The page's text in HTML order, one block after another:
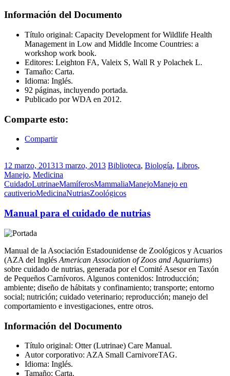
Información del Documento
Título original: Capacity Development for Wildlife Health
Management in Low and Middle Income Countries: a
workshop work book.
Editores: Leighton FA, Valeix S, Wall R y Polachek L.
Tamaño: Carta.
Idioma: Inglés.
92 páginas, incluyendo portada.
Publicado por WDA en 2012.
Comparte esto:
Compartir
12 marzo, 201313 marzo, 2013 Biblioteca, Biología, Libros,
Manejo, Medicina
CuidadoLutrinaeMamíferosMammaliaManejoManejo en
cautiverioMedicinaNutriasZoológicos
Manual para el cuidado de nutrias
Manual de la Asociación Estadounidense de Zoológicos y Acuarios
(AZA del Inglés American Association of Zoos and Aquariums)
sobre cuidado de nutrias, generada por el Comité Asesor en Taxón
de Pequeños Carnívoros. Algunos contenidos: Introducción;
ambiente; diseño de hábitats y confinamiento; transporte; entorno
social; nutrición; cuidado veterinario; reproducción; manejo del
comportamiento e investigaciones, entre otros.
Información del Documento
Título original: Otter (Lutrinae) Care Manual.
Autor corporativo: AZA Small CarnivoreTAG.
Idioma: Inglés.
Tamaño: Carta.